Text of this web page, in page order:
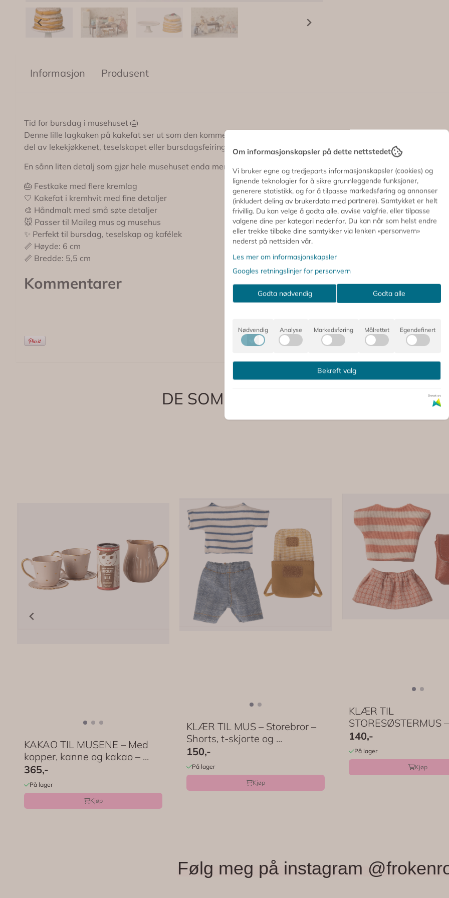
Informasjon Produsent
Tid for bursdag i musehuset 🎂
Denne lille lagkaken på kakefat ser ut som den kommer rett fra et bittelite konditori. Med kremlag, små bær på
del av lekekjøkkenet, teselskapet eller bursdagsfeiringen med Maileg-musene 💕
En sånn liten detalj som gjør hele musehuset enda mer levende ✨
🎂 Festkake med flere kremlag
🤍 Kakefat i kremhvit med fine detaljer
🎨 Håndmalt med små søte detaljer
🐭 Passer til Maileg mus og musehus
✨ Perfekt til bursdag, teselskap og kafélek
📏 Høyde: 6 cm
📏 Bredde: 5,5 cm
Kommentarer
DE SOM SÅ PÅ DETTE, OPPDAGET
KAKAO TIL MUSENE – Med
kopper, kanne og kakao – ...
365,-
På lager
Kjøp
KLÆR TIL MUS – Storebror –
Shorts, t-skjorte og ...
150,-
På lager
Kjøp
KLÆR TIL
STORESØSTERMUS –
Korallfarget skjørt,
140,-
På lager
Kjøp
Følg meg på instagram
Om informasjonskapsler på dette nettstedet
Vi bruker egne og tredjeparts informasjonskapsler (cookies) og
lignende teknologier for å sikre grunnleggende funksjoner,
generere statistikk, og for å tilpasse markedsføring og annonser
(inkludert deling av brukerdata med partnere). Samtykket er helt
frivillig. Du kan velge å godta alle, avvise valgfrie, eller tilpasse
valgene dine per kategori nedenfor. Du kan når som helst endre
eller trekke tilbake dine samtykker via lenken «personvern»
nederst på nettsiden vår.
Les mer om informasjonskapsler
Googles retningslinjer for personvern
Godta nødvendig Godta alle
Nødvendig Analyse Markedsføring Målrettet Egendefinert
Bekreft valg
Drevet av